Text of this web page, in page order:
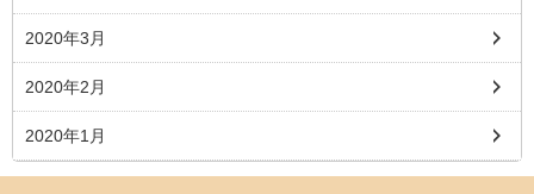
2020年3月
2020年2月
2020年1月